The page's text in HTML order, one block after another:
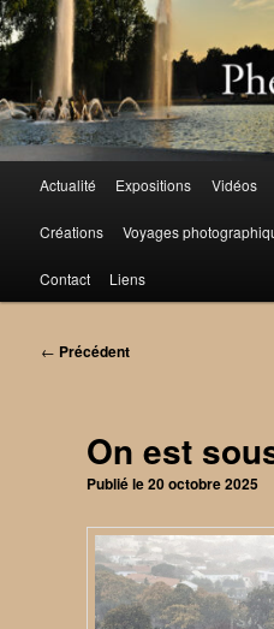
Aller
au
contenu
principal
Actualité Expositions Vidéos
Créations Voyages
Contact Liens
Navigation
← Précédent
On est
Publié le20 octobre 2025